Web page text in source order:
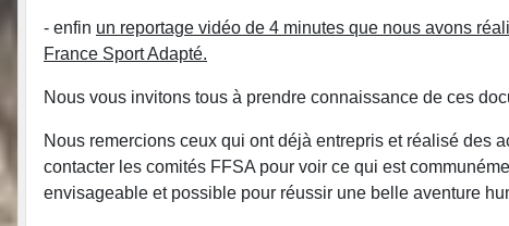
- enfin un reportage vidéo de 4 minutes que nous avons
France Sport Adapté.
Nous vous invitons tous à prendre connaissance de ces
Nous remercions ceux qui ont déjà entrepris et réalisé des
contacter les comités FFSA pour voir ce qui est
envisageable et possible pour réussir une belle aventure